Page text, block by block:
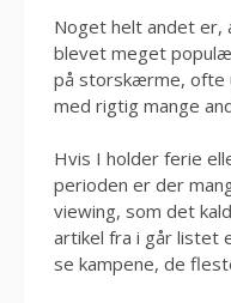
Noget helt andet er,
blevet meget
på storskærme, ofte
med rigtig mange
Hvis I holder ferie
perioden er der
viewing, som det
artikel fra i går listet
se kampene, de